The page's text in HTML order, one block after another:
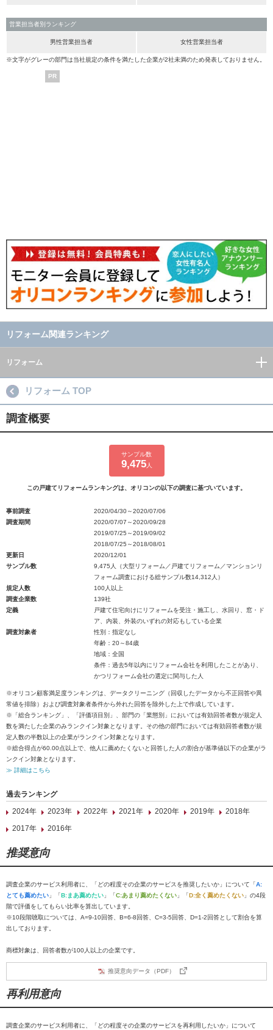
営業担当者別ランキング
男性営業担当者 女性営業担当者
※文字がグレーの部門は当社規定の条件を満たした企業が2社未満のため発表しておりません。
PR
リフォーム関連ランキング
リフォーム
リフォーム TOP
調査概要
サンプル数
9,475人
この戸建てリフォームランキングは、オリコンの以下の調査に基づいています。
事前調査
2020/04/30～2020/07/06
調査期間
2020/07/07～2020/09/28
2019/07/25～2019/09/02
2018/07/25～2018/08/01
更新日
2020/12/01
サンプル数
9,475人（大型リフォーム／戸建てリフォーム／マンションリ
フォーム調査における総サンプル数14,312人）
規定人数
100人以上
調査企業数
139社
定義
戸建て住宅向けにリフォームを受注・施工し、水回り、窓・ド
ア、内装、外装のいずれの対応もしている企業
調査対象者
性別：指定なし
年齢：20～84歳
地域：全国
条件：過去5年以内にリフォーム会社を利用したことがあり、
かつリフォーム会社の選定に関与した人
※オリコン顧客満足度ランキングは、データクリーニング（回収したデータから不正回答や異
常値を排除）および調査対象者条件から外れた回答を除外した上で作成しています。
※「総合ランキング」、「評価項目別」、部門の「業態別」においては有効回答者数が規定人
数を満たした企業のみランクイン対象となります。その他の部門においては有効回答者数が規
定人数の半数以上の企業がランクイン対象となります。
※総合得点が60.00点以上で、他人に薦めたくないと回答した人の割合が基準値以下の企業がラ
ンクイン対象となります。
≫ 詳細はこちら
過去ランキング
2024年
2023年 2022年 2021年 2020年 2019年
2018年
2017年
2016年
推奨意向
調査企業のサービス利用者に、「どの程度その企業のサービスを推奨したいか」について「A:
とても薦めたい 」「B:まあ薦めたい 」「C:あまり薦めたくない 」「D:全く薦めたくない 」の4段
階で評価をしてもらい比率を算出しています。
※10段階聴取については、A=9-10回答、B=6-8回答、C=3-5回答、D=1-2回答として割合を算
出しております。
商標対象は、回答者数が100人以上の企業です。
推奨意向データ（PDF）
再利用意向
調査企業のサービス利用者に、「どの程度その企業のサービスを再利用したいか」について